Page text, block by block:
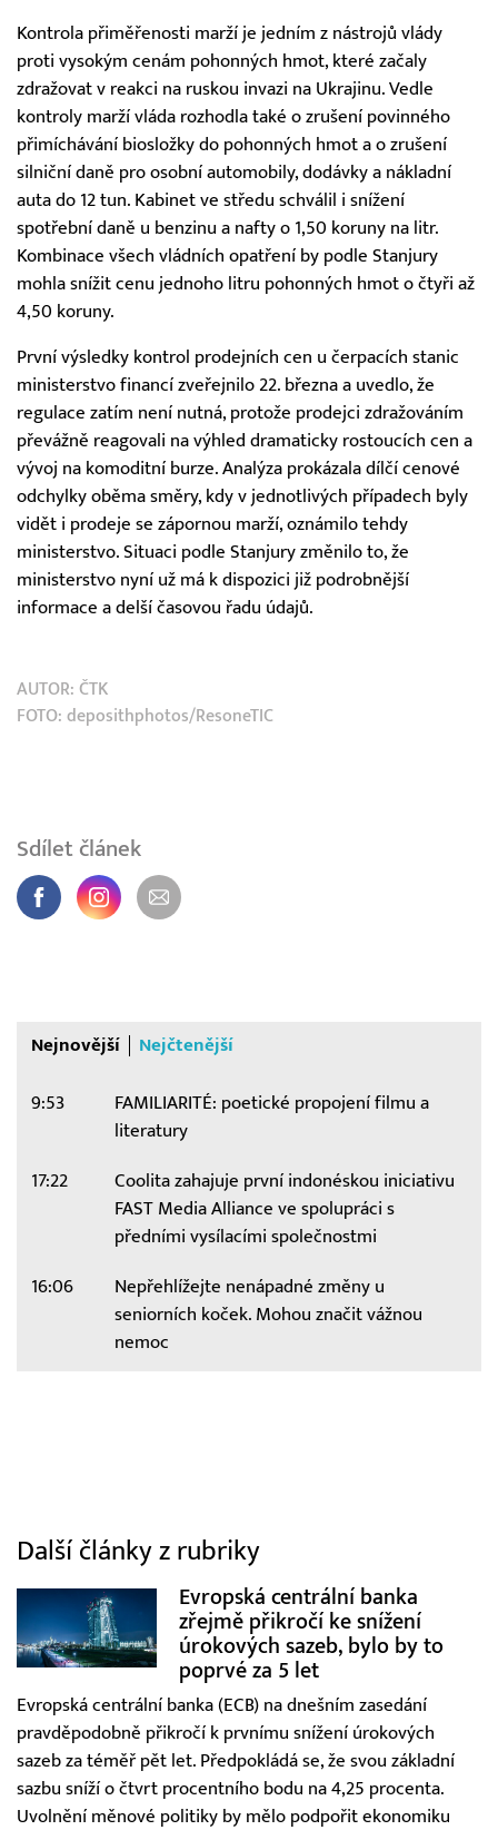
Kontrola přiměřenosti marží je jedním z nástrojů vlády
proti vysokým cenám pohonných hmot, které začaly
zdražovat v reakci na ruskou invazi na Ukrajinu. Vedle
kontroly marží vláda rozhodla také o zrušení povinného
přimíchávání biosložky do pohonných hmot a o zrušení
silniční daně pro osobní automobily, dodávky a nákladní
auta do 12 tun. Kabinet ve středu schválil i snížení
spotřební daně u benzinu a nafty o 1,50 koruny na litr.
Kombinace všech vládních opatření by podle Stanjury
mohla snížit cenu jednoho litru pohonných hmot o čtyři až
4,50 koruny.
První výsledky kontrol prodejních cen u čerpacích stanic
ministerstvo financí zveřejnilo 22. března a uvedlo, že
regulace zatím není nutná, protože prodejci zdražováním
převážně reagovali na výhled dramaticky rostoucích cen a
vývoj na komoditní burze. Analýza prokázala dílčí cenové
odchylky oběma směry, kdy v jednotlivých případech byly
vidět i prodeje se zápornou marží, oznámilo tehdy
ministerstvo. Situaci podle Stanjury změnilo to, že
ministerstvo nyní už má k dispozici již podrobnější
informace a delší časovou řadu údajů.
AUTOR: ČTK
FOTO: deposithphotos/ResoneTIC
Sdílet článek
Nejnovější Nejčtenější
9:53
FAMILIARITÉ: poetické propojení filmu a
literatury
17:22
Coolita zahajuje první indonéskou iniciativu
FAST Media Alliance ve spolupráci s
předními vysílacími společnostmi
16:06
Nepřehlížejte nenápadné změny u
seniorních koček. Mohou značit vážnou
nemoc
Další články z rubriky
Evropská centrální banka
zřejmě přikročí ke snížení
úrokových sazeb, bylo by to
poprvé za 5 let
Evropská centrální banka (ECB) na dnešním zasedání
pravděpodobně přikročí k prvnímu snížení úrokových
sazeb za téměř pět let. Předpokládá se, že svou základní
sazbu sníží o čtvrt procentního bodu na 4,25 procenta.
Uvolnění měnové politiky by mělo podpořit ekonomiku